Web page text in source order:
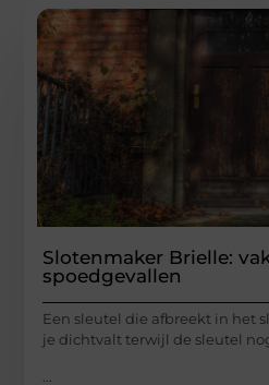
Slotenmaker Brielle:
spoedgevallen
Een sleutel die afbreekt in het
je dichtvalt terwijl de sleutel